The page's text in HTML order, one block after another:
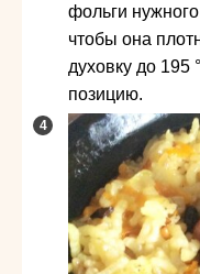
фольги
чтобы она
духовку до 195
позицию.